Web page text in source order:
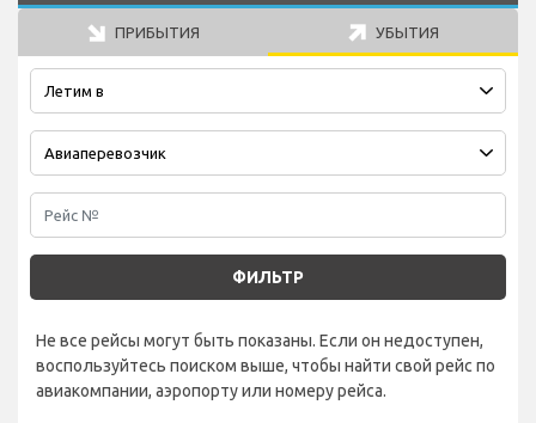
ПРИБЫТИЯ УБЫТИЯ
ФИЛЬТР
Не все рейсы могут быть показаны. Если он недоступен,
воспользуйтесь поиском выше, чтобы найти свой рейс по
авиакомпании, аэропорту или номеру рейса.